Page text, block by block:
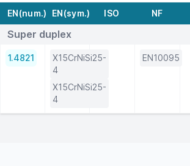
EN(num.) EN(sym.) ISO NF
Super duplex
1.4821
X15CrNiSi25-
4
X15CrNiSi25-
4
EN10095